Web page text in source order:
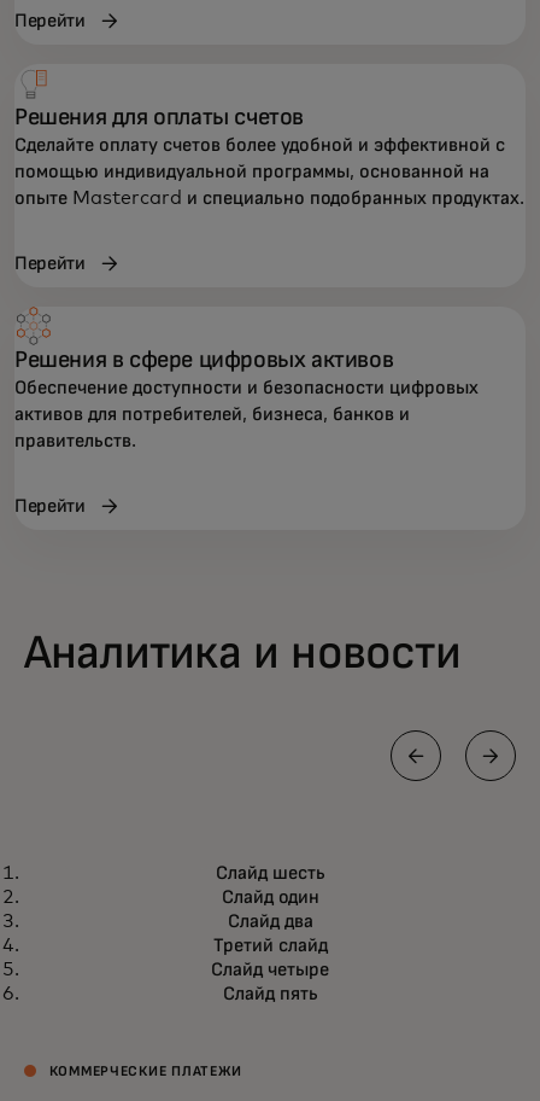
Перейти
Решения для оплаты счетов
Сделайте оплату счетов более удобной и эффективной с
помощью индивидуальной программы, основанной на
опыте Mastercard и специально подобранных продуктах.
Перейти
Решения в сфере цифровых активов
Обеспечение доступности и безопасности цифровых
активов для потребителей, бизнеса, банков и
правительств.
Перейти
Аналитика и новости
Раскрытие ценности закупок с
помощью встроенных финансов
opens in a new tab
Слайд шесть
Слайд один
Слайд два
Третий слайд
Слайд четыре
Слайд пять
КОММЕРЧЕСКИЕ ПЛАТЕЖИ